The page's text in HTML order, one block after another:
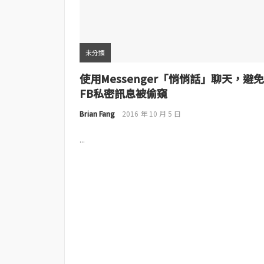
未分類
使用Messenger「悄悄話」聊天，避免
FB私密訊息被偷窺
Brian Fang 2016 年 10 月 5 日
...